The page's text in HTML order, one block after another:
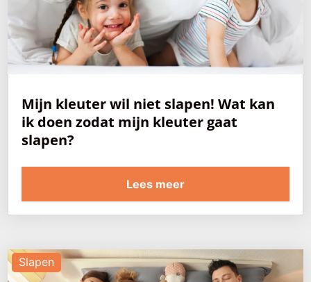
Mijn kleuter wil niet slapen! Wat kan
ik doen zodat mijn kleuter gaat
slapen?
Lees meer
Slapen